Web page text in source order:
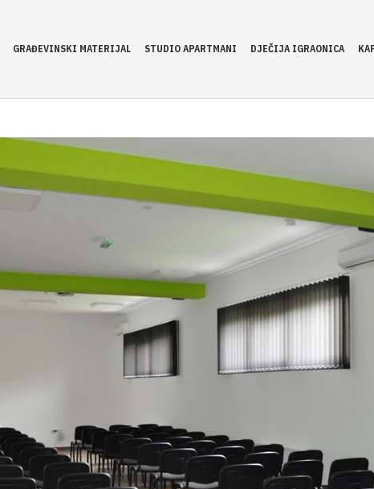
GRAĐEVINSKI MATERIJAL STUDIO APARTMANI DJEČIJA IGRAONICA